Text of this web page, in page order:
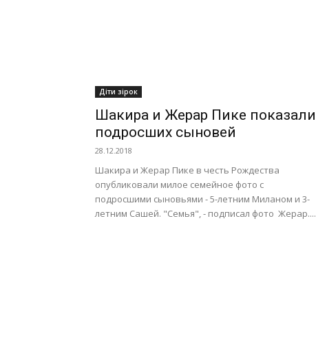
Діти зірок
Шакира и Жерар Пике показали
подросших сыновей
28.12.2018
Шакира и Жерар Пике в честь Рождества
опубликовали милое семейное фото с
подросшими сыновьями - 5-летним Миланом и 3-
летним Сашей. "Семья", - подписал фото Жерар....